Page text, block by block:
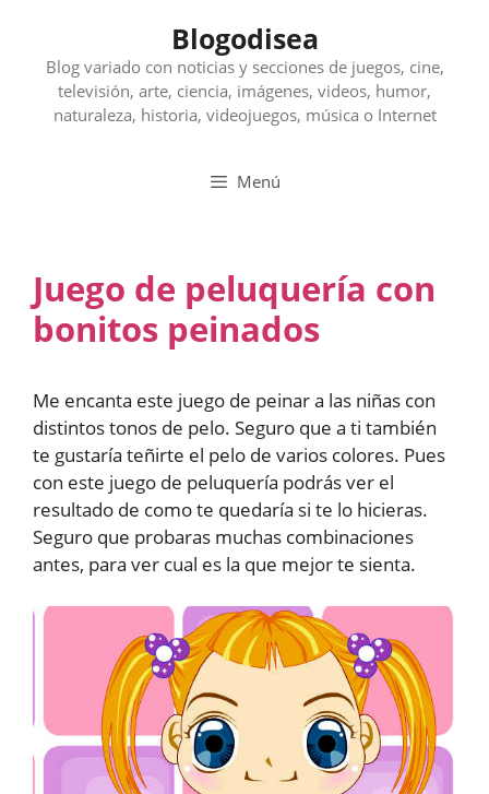
contenido
Blogodisea
Blog variado con noticias y secciones de juegos, cine,
televisión, arte, ciencia, imágenes, videos, humor,
naturaleza, historia, videojuegos, música o Internet
Menú
Juego de peluquería con
bonitos peinados
Me encanta este juego de peinar a las niñas con
distintos tonos de pelo. Seguro que a ti también
te gustaría teñirte el pelo de varios colores. Pues
con este juego de peluquería podrás ver el
resultado de como te quedaría si te lo hicieras.
Seguro que probaras muchas combinaciones
antes, para ver cual es la que mejor te sienta.